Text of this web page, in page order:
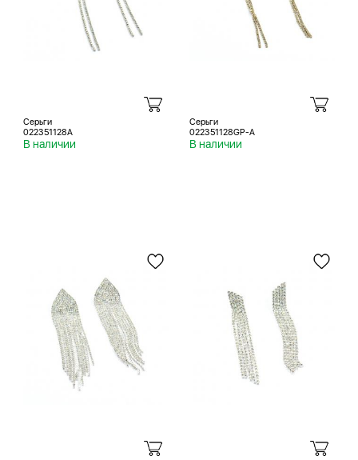
Серьги
022351128A
В наличии
Серьги
022351128GP-A
В наличии